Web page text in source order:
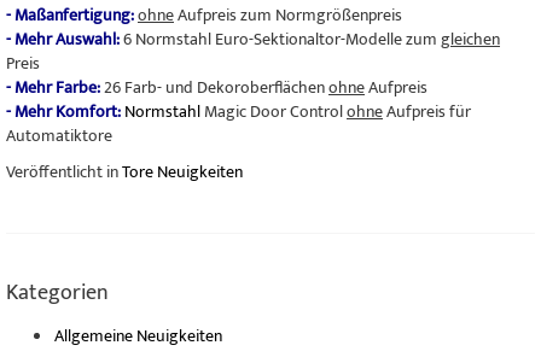
- Maßanfertigung:ohneAufpreis zum Normgrößenpreis
- Mehr Auswahl:6 Normstahl Euro-Sektionaltor-Modelle zumgleichen
Preis
- Mehr Farbe:26 Farb- und DekoroberflächenohneAufpreis
- Mehr Komfort:NormstahlMagic Door ControlohneAufpreis für
Automatiktore
Veröffentlicht inTore Neuigkeiten
Kategorien
Allgemeine Neuigkeiten